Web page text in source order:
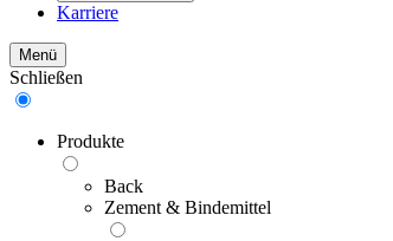
Karriere
Menü
Schließen
Produkte
Back
Zement & Bindemittel